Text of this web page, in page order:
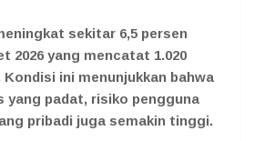
sekitar 6,5 persen
2026 yang mencatat 1.020
ini menunjukkan bahwa
yang padat, risiko pengguna
pribadi juga semakin tinggi.